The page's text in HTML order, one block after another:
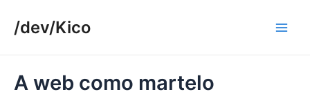
para/dev/Kico
A web como martelo